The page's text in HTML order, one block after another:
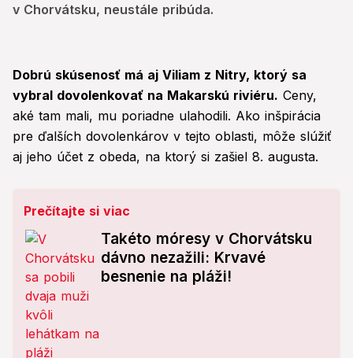
v Chorvátsku, neustále pribúda.
Dobrú skúsenosť má aj Viliam z Nitry, ktorý sa
vybral dovolenkovať na Makarskú riviéru. Ceny,
aké tam mali, mu poriadne ulahodili. Ako inšpirácia
pre ďalších dovolenkárov v tejto oblasti, môže slúžiť
aj jeho účet z obeda, na ktorý si zašiel 8. augusta.
Prečítajte si viac
Takéto móresy v Chorvátsku
dávno nezažili: Krvavé
besnenie na pláži!